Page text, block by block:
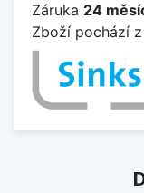
Záruka 24
Zboží pochází